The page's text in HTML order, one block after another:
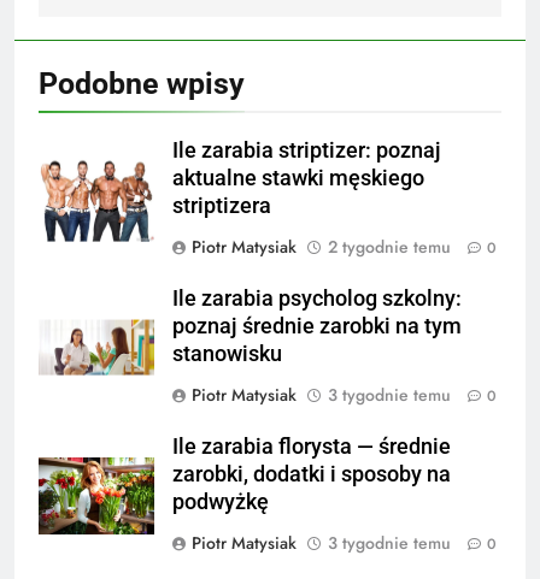
Podobne wpisy
Ile zarabia striptizer: poznaj
aktualne stawki męskiego
striptizera
Piotr Matysiak
2 tygodnie temu 0
Ile zarabia psycholog szkolny:
poznaj średnie zarobki na tym
stanowisku
Piotr Matysiak
3 tygodnie temu 0
Ile zarabia florysta — średnie
zarobki, dodatki i sposoby na
podwyżkę
Piotr Matysiak
3 tygodnie temu 0